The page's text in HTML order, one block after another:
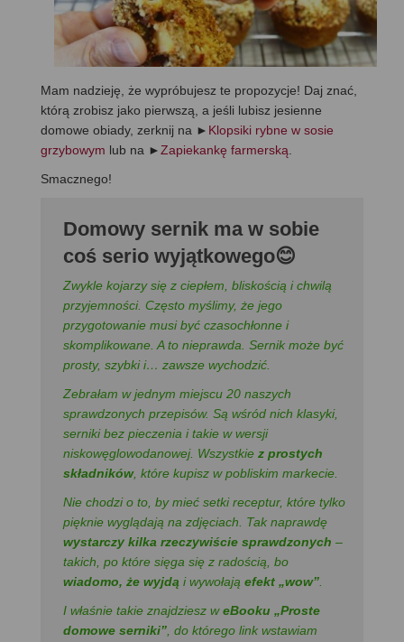
Mam nadzieję, że wypróbujesz te propozycje! Daj znać,
którą zrobisz jako pierwszą, a jeśli lubisz jesienne
domowe obiady, zerknij na ► Klopsiki rybne w sosie
grzybowym lub na ►Zapiekankę farmerską
Smacznego!
Domowy sernik ma w sobie
coś serio wyjątkowego😊
Zwykle kojarzy się z ciepłem, bliskością i chwilą
przyjemności. Często myślimy, że jego
przygotowanie musi być czasochłonne i
skomplikowane. A to nieprawda. Sernik może być
prosty, szybki i… zawsze wychodzić.
Zebrałam w jednym miejscu 20 naszych
sprawdzonych przepisów. Są wśród nich klasyki,
serniki bez pieczenia i takie w wersji
niskowęglowodanowej. Wszystkie z prostych
składników, które kupisz w pobliskim markecie.
Nie chodzi o to, by mieć setki receptur, które tylko
pięknie wyglądają na zdjęciach. Tak naprawdę
wystarczy kilka rzeczywiście sprawdzonych –
takich, po które sięga się z radością, bo
wiadomo, że wyjdą i wywołają efekt „wow”.
I właśnie takie znajdziesz weBooku „Proste
domowe serniki”, do którego link wstawiam